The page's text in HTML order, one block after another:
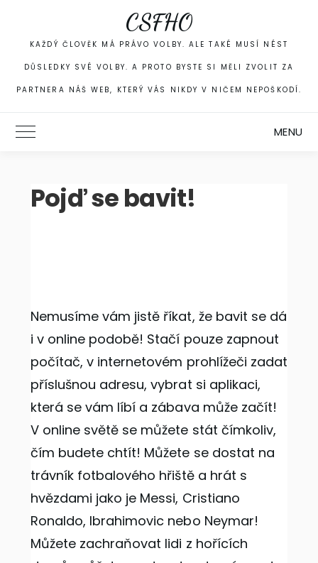
content
CSFHO
KAŽDÝ ČLOVĚK MÁ PRÁVO VOLBY. ALE TAKÉ MUSÍ NÉST
DŮSLEDKY SVÉ VOLBY. A PROTO BYSTE SI MĚLI ZVOLIT ZA
PARTNERA NÁŠ WEB, KTERÝ VÁS NIKDY V NIČEM NEPOŠKODÍ.
Toggle Main Menu MENU
Pojď se bavit!
Nemusíme vám jistě říkat, že bavit se dá
i v online podobě! Stačí pouze zapnout
počítač, v internetovém prohlížeči zadat
příslušnou adresu, vybrat si aplikaci,
která se vám líbí a zábava může začít!
V online světě se můžete stát čímkoliv,
čím budete chtít! Můžete se dostat na
trávník fotbalového hřiště a hrát s
hvězdami jako je Messi, Cristiano
Ronaldo, Ibrahimovic nebo Neymar!
Můžete zachraňovat lidi z hořících